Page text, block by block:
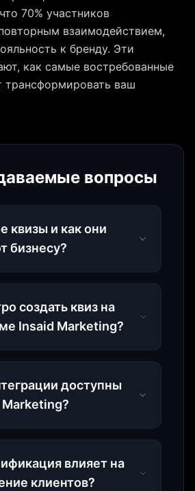
70% участников
взаимодействием,
к бренду. Эти
как самые востребованные
трансформировать ваш
вопросы
квизы и как они
бизнесу?
создать квиз на
Insaid Marketing?
доступны
Marketing?
влияет на
клиентов?